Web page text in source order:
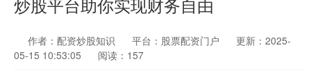
炒股平台助你实现财务自由
作者：配资炒股知识 平台：股票配资门户
更新：2025-
05-15 10:53:05
阅读：157